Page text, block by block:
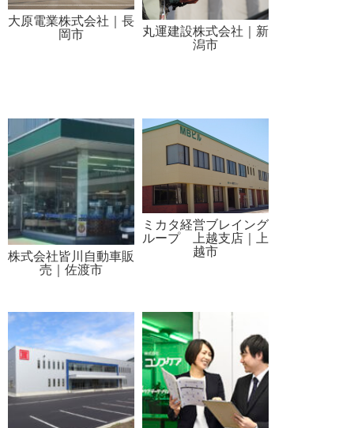
大原電業株式会社｜長
岡市
丸運建設株式会社｜新
潟市
株式会社皆川自動車販
売｜佐渡市
ミカタ経営ブレイング
ループ 上越支店｜上
越市